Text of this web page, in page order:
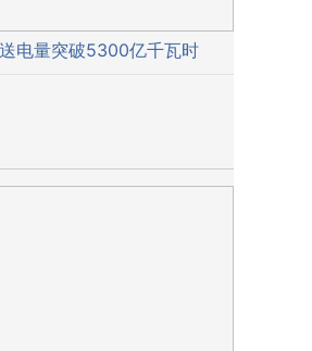
电量突破5300亿千瓦时